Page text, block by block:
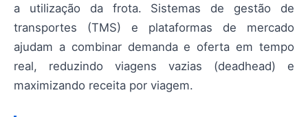
a utilização da frota. Sistemas de gestão de
transportes (TMS) e plataformas de mercado
ajudam a combinar demanda e oferta em tempo
real, reduzindo viagens vazias (deadhead) e
maximizando receita por viagem.